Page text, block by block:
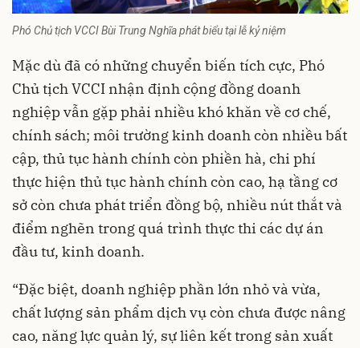
Phó Chủ tịch VCCI Bùi Trung Nghĩa phát biểu tại lễ kỷ niệm
Mặc dù đã có những chuyển biến tích cực, Phó
Chủ tịch VCCI nhận định cộng đồng doanh
nghiệp vẫn gặp phải nhiều khó khăn về cơ chế,
chính sách; môi trường kinh doanh còn nhiều bất
cập, thủ tục hành chính còn phiền hà, chi phí
thực hiện thủ tục hành chính còn cao, hạ tầng cơ
sở còn chưa phát triển đồng bộ, nhiều nút thắt và
điểm nghẽn trong quá trình thực thi các dự án
đầu tư, kinh doanh.
“Đặc biệt, doanh nghiệp phần lớn nhỏ và vừa,
chất lượng sản phẩm dịch vụ còn chưa được nâng
cao, năng lực quản lý, sự liên kết trong sản xuất